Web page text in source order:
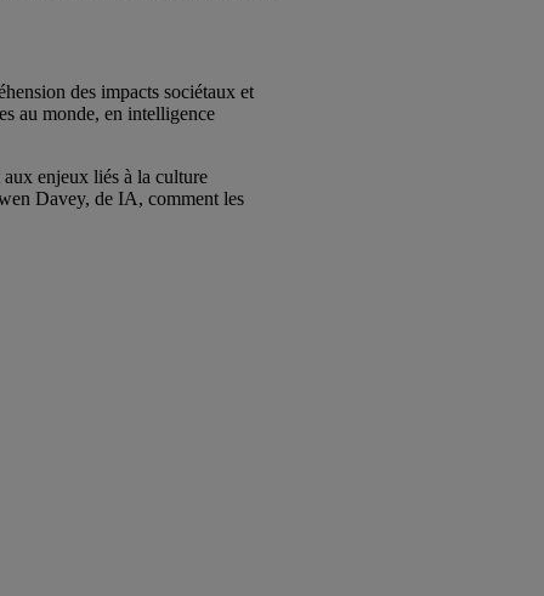
des impacts sociétaux et
au monde, en intelligence
enjeux liés à la culture
Davey, de IA, comment les